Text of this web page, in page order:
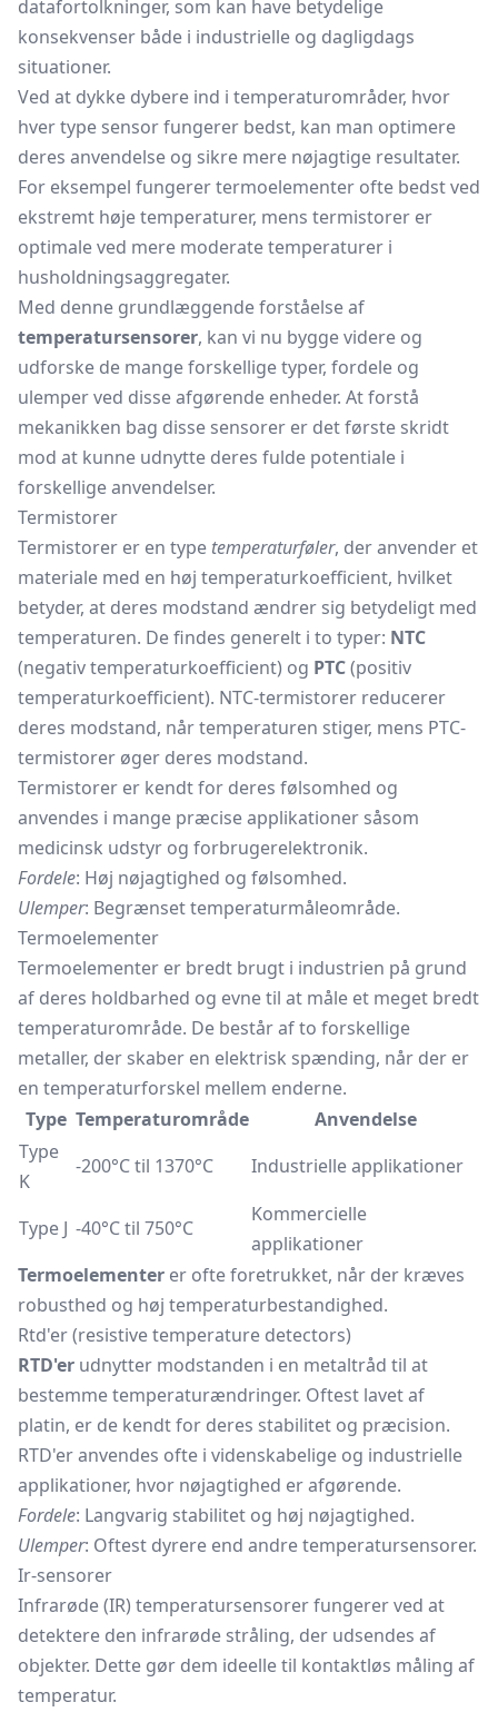
datafortolkninger, som kan have betydelige
konsekvenser både i industrielle og dagligdags
situationer.
Ved at dykke dybere ind i temperaturområder, hvor
hver type sensor fungerer bedst, kan man optimere
deres anvendelse og sikre mere nøjagtige resultater.
For eksempel fungerer termoelementer ofte bedst ved
ekstremt høje temperaturer, mens termistorer er
optimale ved mere moderate temperaturer i
husholdningsaggregater.
Med denne grundlæggende forståelse af
temperatursensorer, kan vi nu bygge videre og
udforske de mange forskellige typer, fordele og
ulemper ved disse afgørende enheder. At forstå
mekanikken bag disse sensorer er det første skridt
mod at kunne udnytte deres fulde potentiale i
forskellige anvendelser.
Termistorer
Termistorer er en type temperaturføler, der anvender et
materiale med en høj temperaturkoefficient, hvilket
betyder, at deres modstand ændrer sig betydeligt med
temperaturen. De findes generelt i to typer: NTC
(negativ temperaturkoefficient) og PTC(positiv
temperaturkoefficient). NTC-termistorer reducerer
deres modstand, når temperaturen stiger, mens PTC-
termistorer øger deres modstand.
Termistorer er kendt for deres følsomhed og
anvendes i mange præcise applikationer såsom
medicinsk udstyr og forbrugerelektronik.
Fordele: Høj nøjagtighed og følsomhed.
Ulemper: Begrænset temperaturmåleområde.
Termoelementer
Termoelementer er bredt brugt i industrien på grund
af deres holdbarhed og evne til at måle et meget bredt
temperaturområde. De består af to forskellige
metaller, der skaber en elektrisk spænding, når der er
en temperaturforskel mellem enderne.
Type Temperaturområde
Anvendelse
Type
K
-200°C til 1370°C Industrielle applikationer
Type J -40°C til 750°C
Kommercielle
applikationer
Termoelementer er ofte foretrukket, når der kræves
robusthed og høj temperaturbestandighed.
Rtd'er (resistive temperature detectors)
RTD'er udnytter modstanden i en metaltråd til at
bestemme temperaturændringer. Oftest lavet af
platin, er de kendt for deres stabilitet og præcision.
RTD'er anvendes ofte i videnskabelige og industrielle
applikationer, hvor nøjagtighed er afgørende.
Fordele: Langvarig stabilitet og høj nøjagtighed.
Ulemper: Oftest dyrere end andre temperatursensorer.
Ir-sensorer
Infrarøde (IR) temperatursensorer fungerer ved at
detektere den infrarøde stråling, der udsendes af
objekter. Dette gør dem ideelle til kontaktløs måling af
temperatur.